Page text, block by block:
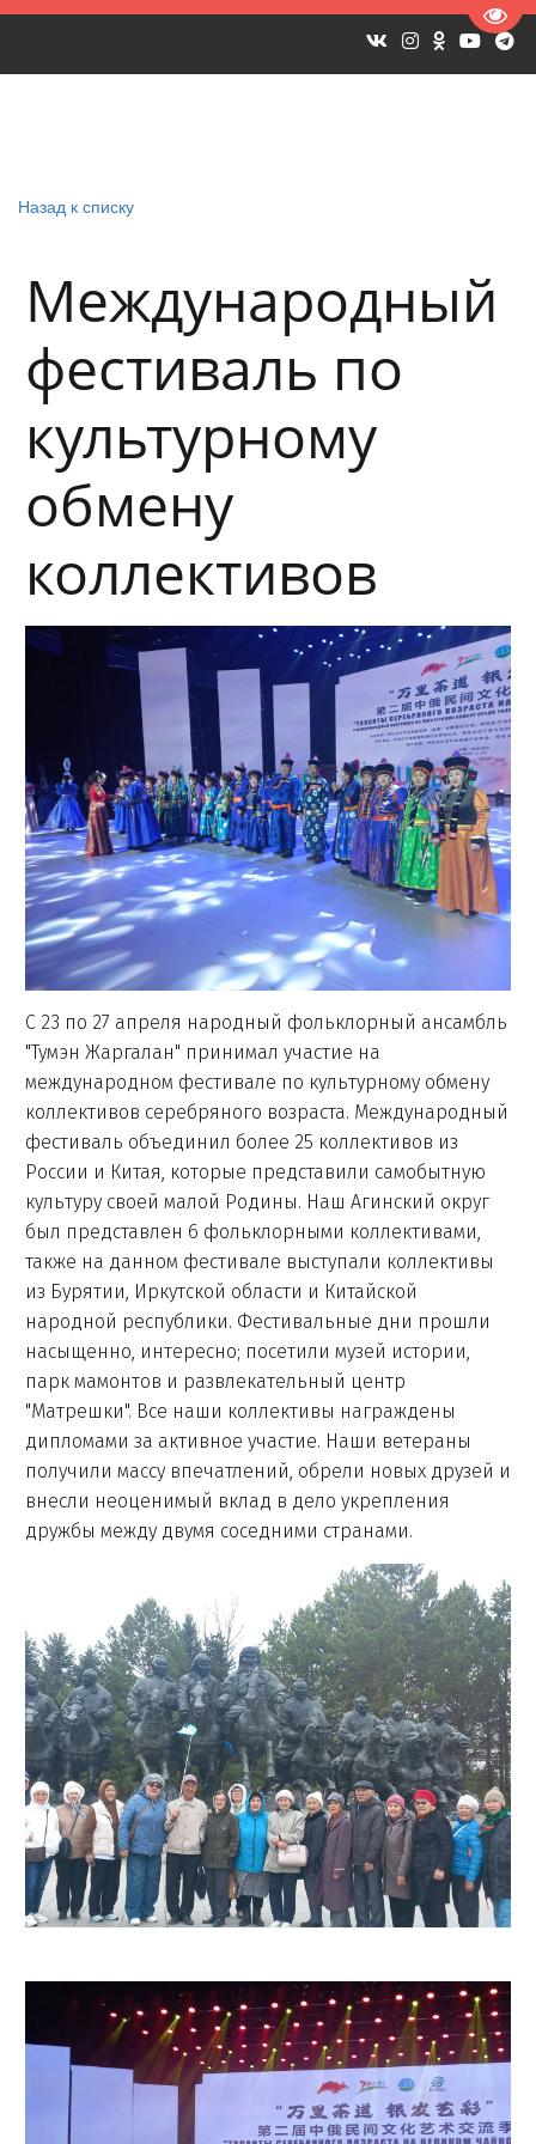
Назад к списку
Международный
фестиваль по
культурному
обмену
коллективов
С 23 по 27 апреля народный фольклорный ансамбль
"Тумэн Жаргалан" принимал участие на
международном фестивале по культурному обмену
коллективов серебряного возраста. Международный
фестиваль объединил более 25 коллективов из
России и Китая, которые представили самобытную
культуру своей малой Родины. Наш Агинский округ
был представлен 6 фольклорными коллективами,
также на данном фестивале выступали коллективы
из Бурятии, Иркутской области и Китайской
народной республики. Фестивальные дни прошли
насыщенно, интересно; посетили музей истории,
парк мамонтов и развлекательный центр
"Матрешки". Все наши коллективы награждены
дипломами за активное участие. Наши ветераны
получили массу впечатлений, обрели новых друзей и
внесли неоценимый вклад в дело укрепления
дружбы между двумя соседними странами.